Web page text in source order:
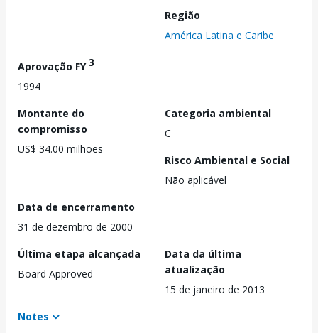
Região
América Latina e Caribe
Aprovação FY3
1994
Montante do
compromisso
US$ 34.00 milhões
Categoria ambiental
C
Risco Ambiental e Social
Não aplicável
Data de encerramento
31 de dezembro de 2000
Última etapa alcançada
Board Approved
Data da última
atualização
15 de janeiro de 2013
Notes